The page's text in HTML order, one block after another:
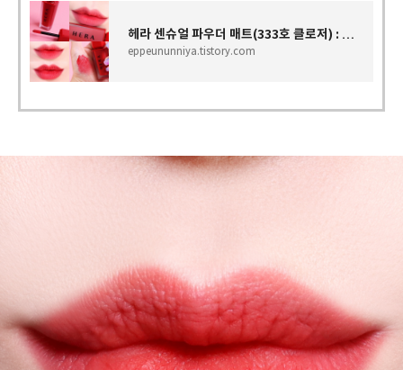
헤라 센슈얼 파우더 매트(333호 클로저) : 그라데이션 스머징 발색이 예쁜 레드립틴트
eppeununniya.tistory.com